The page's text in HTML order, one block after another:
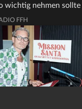
wichtig nehmen
FFH